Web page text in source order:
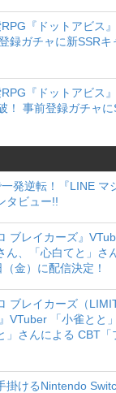
『ドットアビス
録ガチャに新SSR
『ドットアビス
！ 事前登録ガチャ
発逆転！『LINE マ
タビュー!!
ブレイカーズ』
ん、「心白てと」さ
金）に配信決定！
ブレイカーズ（
VTuber 「小雀とと
」さんによる CBT
掛けるNintendo